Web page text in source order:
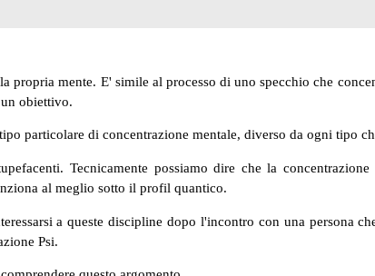
propria mente. E' simile al processo di uno specchio che
obiettivo.
particolare di concentrazione mentale, diverso da ogni tipo
Tecnicamente possiamo dire che la
al meglio sotto il profil quantico.
a queste discipline dopo l'incontro con una persona
Psi.